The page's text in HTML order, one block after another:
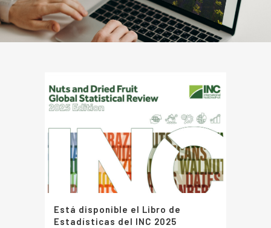
Está disponible el Libro de
Estadísticas del INC 2025